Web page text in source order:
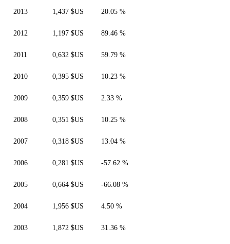
2013 1,437 $US 20.05 %
2012 1,197 $US 89.46 %
2011 0,632 $US 59.79 %
2010 0,395 $US 10.23 %
2009 0,359 $US 2.33 %
2008 0,351 $US 10.25 %
2007 0,318 $US 13.04 %
2006 0,281 $US -57.62 %
2005 0,664 $US -66.08 %
2004 1,956 $US 4.50 %
2003 1,872 $US 31.36 %